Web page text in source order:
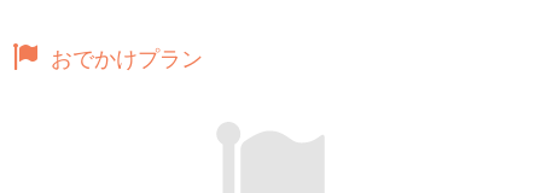
おでかけプラン